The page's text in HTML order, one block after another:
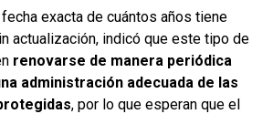
exacta de cuántos años tiene
actualización, indicó que este tipo de
renovarse de manera periódica
administración adecuada de las
, por lo que esperan que el